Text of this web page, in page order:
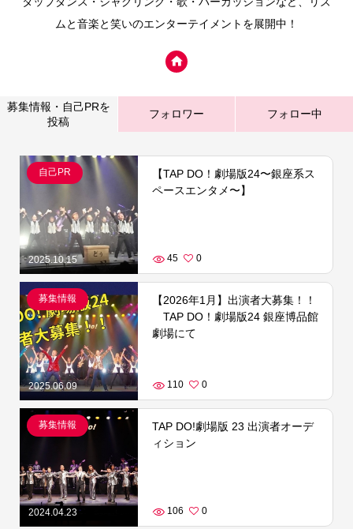
ムと音楽と笑いのエンターテイメントを展開中！
募集情報・自己PRを
投稿
フォロワー フォロー中
2025.10.15
自己PR
【TAP DO！劇場版24〜銀座系ス
ペースエンタメ〜】
45 0
2025.06.09
募集情報
【2026年1月】出演者大募集！！
TAP DO！劇場版24 銀座博品館
劇場にて
110 0
2024.04.23
募集情報
TAP DO!劇場版 23 出演者オーデ
ィション
106 0